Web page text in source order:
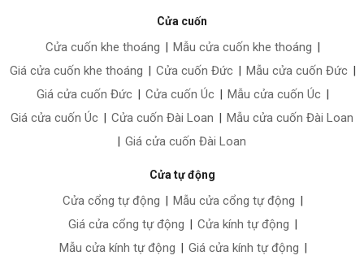
Cửa cuốn
Cửa cuốn khe thoáng | Mẫu cửa cuốn khe thoáng |
Giá cửa cuốn khe thoáng | Cửa cuốn Đức | Mẫu cửa cuốn Đức |
Giá cửa cuốn Đức | Cửa cuốn Úc | Mẫu cửa cuốn Úc |
Giá cửa cuốn Úc | Cửa cuốn Đài Loan | Mẫu cửa cuốn Đài Loan
| Giá cửa cuốn Đài Loan
Cửa tự động
Cửa cổng tự động | Mẫu cửa cổng tự động |
Giá cửa cổng tự động | Cửa kính tự động |
Mẫu cửa kính tự động | Giá cửa kính tự động |